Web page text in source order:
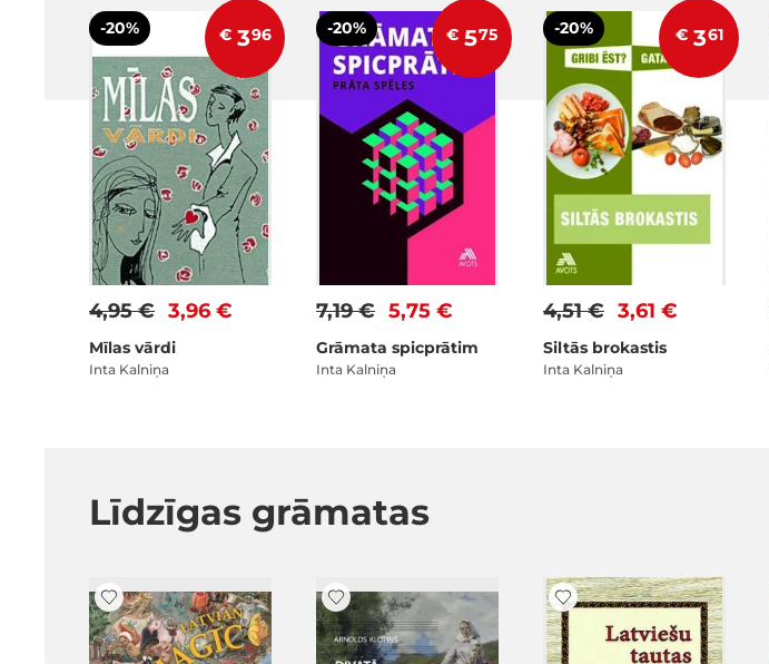
-20% € 396
3,96 €
4,95 €
Mīlas vārdi
Inta Kalniņa
-20% € 575
5,75 €
7,19 €
Grāmata spicprātim
Inta Kalniņa
-20% € 361
3,61 €
4,51 €
Siltās brokastis
Inta Kalniņa
Līdzīgas grāmatas